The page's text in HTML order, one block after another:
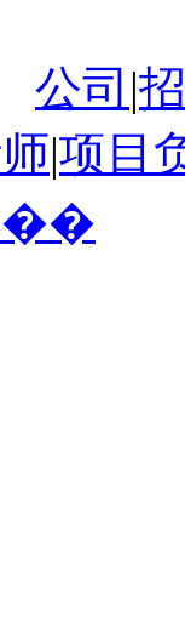
公司 |
|项目